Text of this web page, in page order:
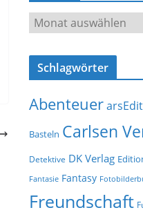
d
s
e
r
c
v
Schlagwörter
Abenteuer
Basteln Carlsen
Detektive DK Verlag
Fantasie Fantasy
Freundschaft